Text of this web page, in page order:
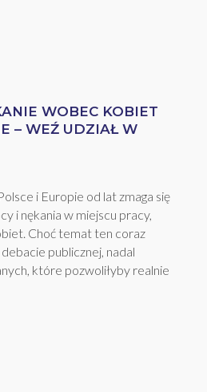
WOBEC KOBIET
– WEŹ UDZIAŁ W
i Europie od lat zmaga się
i nękania w miejscu pracy,
Choć temat ten coraz
publicznej, nadal
które pozwoliłyby realnie